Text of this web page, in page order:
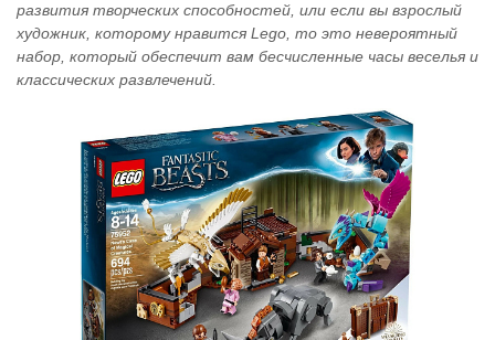
развития творческих способностей, или если вы взрослый
художник, которому нравится Lego, то это невероятный
набор, который обеспечит вам бесчисленные часы веселья и
классических развлечений.